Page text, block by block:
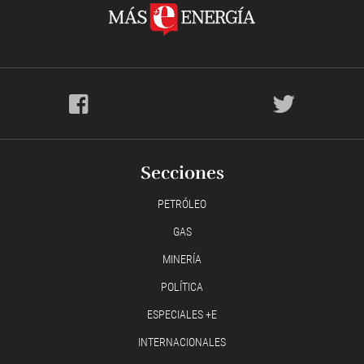
Secciones
PETRÓLEO
GAS
MINERÍA
POLÍTICA
ESPECIALES +E
INTERNACIONALES